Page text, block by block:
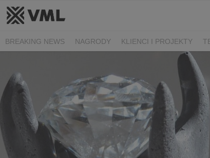
BREAKING NEWS NAGRODY KLIENCI I PROJEKTY